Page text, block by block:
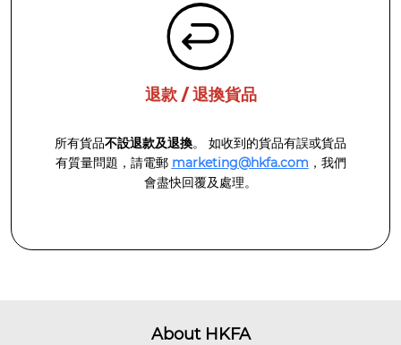
退款 / 退換貨品
所有貨品不設退款及退換。 如收到的貨品有誤或貨品
有質量問題，請電郵 marketing@hkfa.com ，我們
會盡快回覆及處理。
About HKFA